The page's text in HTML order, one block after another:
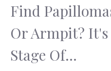
Find
Or Armpit?
Stage Of...